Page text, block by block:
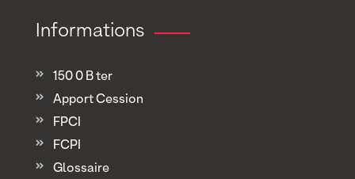
Informations
150 0 B ter
Apport Cession
FPCI
FCPI
Glossaire